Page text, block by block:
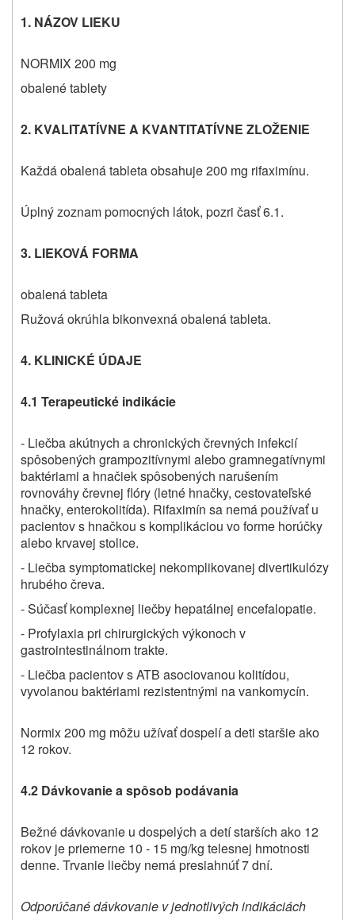
1. NÁZOV LIEKU
NORMIX 200 mg
obalené tablety
2. KVALITATÍVNE A KVANTITATÍVNE ZLOŽENIE
Každá obalená tableta obsahuje 200 mg rifaximínu.
Úplný zoznam pomocných látok, pozri časť 6.1.
3. LIEKOVÁ FORMA
obalená tableta
Ružová okrúhla bikonvexná obalená tableta.
4. KLINICKÉ ÚDAJE
4.1 Terapeutické indikácie
- Liečba akútnych a chronických črevných infekcií
spôsobených grampozitívnymi alebo gramnegatívnymi
baktériami a hnačiek spôsobených narušením
rovnováhy črevnej flóry (letné hnačky, cestovateľské
hnačky, enterokolitída). Rifaximín sa nemá používať u
pacientov s hnačkou s komplikáciou vo forme horúčky
alebo krvavej stolice.
- Liečba symptomatickej nekomplikovanej divertikulózy
hrubého čreva.
- Súčasť komplexnej liečby hepatálnej encefalopatie.
- Profylaxia pri chirurgických výkonoch v
gastrointestinálnom trakte.
- Liečba pacientov s ATB asociovanou kolitídou,
vyvolanou baktériami rezistentnými na vankomycín.
Normix 200 mg môžu užívať dospelí a deti staršie ako
12 rokov.
4.2 Dávkovanie a spôsob podávania
Bežné dávkovanie u dospelých a detí starších ako 12
rokov je priemerne 10 - 15 mg/kg telesnej hmotnosti
denne. Trvanie liečby nemá presiahnúť 7 dní.
Odporúčané dávkovanie v jednotlivých indikáciách